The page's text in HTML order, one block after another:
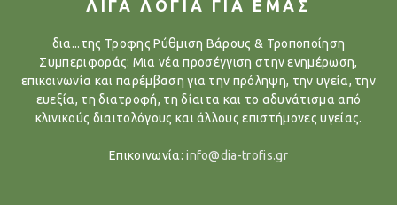
ΛΙΓΑ ΛΟΓΙΑ ΓΙΑ ΕΜΑΣ
δια...της Τροφης Ρύθμιση Βάρους & Τροποποίηση
Συμπεριφοράς: Μια νέα προσέγγιση στην ενημέρωση,
επικοινωνία και παρέμβαση για την πρόληψη, την υγεία, την
ευεξία, τη διατροφή, τη δίαιτα και το αδυνάτισμα από
κλινικούς διαιτολόγους και άλλους επιστήμονες υγείας.
Επικοινωνία:info@dia-trofis.gr